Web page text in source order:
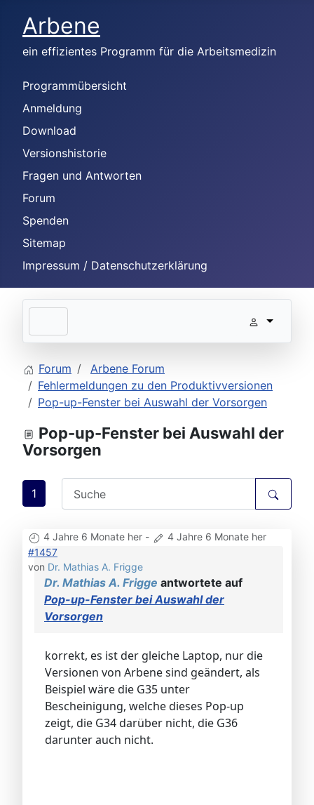
Arbene
ein effizientes Programm für die Arbeitsmedizin
Programmübersicht
Anmeldung
Download
Versionshistorie
Fragen und Antworten
Forum
Spenden
Sitemap
Impressum / Datenschutzerklärung
Forum
Arbene Forum
Fehlermeldungen zu den Produktivversionen
Pop-up-Fenster bei Auswahl der Vorsorgen
Pop-up-Fenster bei Auswahl der
Vorsorgen
1
4 Jahre 6 Monate her -
4 Jahre 6 Monate her
#1457
von Dr. Mathias A. Frigge
Dr. Mathias A. Frigge antwortete auf
Pop-up-Fenster bei Auswahl der
Vorsorgen
korrekt, es ist der gleiche Laptop, nur die
Versionen von Arbene sind geändert, als
Beispiel wäre die G35 unter
Bescheinigung, welche dieses Pop-up
zeigt, die G34 darüber nicht, die G36
darunter auch nicht.